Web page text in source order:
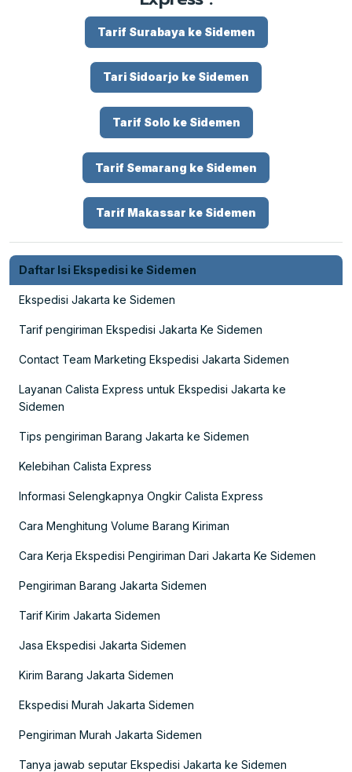
Tarif Surabaya ke Sidemen
Tari Sidoarjo ke Sidemen
Tarif Solo ke Sidemen
Tarif Semarang ke Sidemen
Tarif Makassar ke Sidemen
Daftar Isi Ekspedisi ke Sidemen
Ekspedisi Jakarta ke Sidemen
Tarif pengiriman Ekspedisi Jakarta Ke Sidemen
Contact Team Marketing Ekspedisi Jakarta Sidemen
Layanan Calista Express untuk Ekspedisi Jakarta ke
Sidemen
Tips pengiriman Barang Jakarta ke Sidemen
Kelebihan Calista Express
Informasi Selengkapnya Ongkir Calista Express
Cara Menghitung Volume Barang Kiriman
Cara Kerja Ekspedisi Pengiriman Dari Jakarta Ke Sidemen
Pengiriman Barang Jakarta Sidemen
Tarif Kirim Jakarta Sidemen
Jasa Ekspedisi Jakarta Sidemen
Kirim Barang Jakarta Sidemen
Ekspedisi Murah Jakarta Sidemen
Pengiriman Murah Jakarta Sidemen
Tanya jawab seputar Ekspedisi Jakarta ke Sidemen